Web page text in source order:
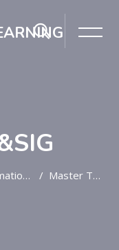
Formation Post-Graduée Master T&SIG